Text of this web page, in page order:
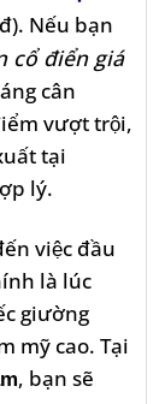
Nếu bạn
cổ điển giá
cân
vượt trội,
tại
lý.
việc đầu
là lúc
giường
mỹ cao. Tại
, bạn sẽ